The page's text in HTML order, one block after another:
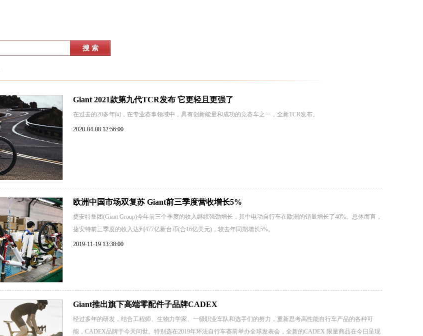
Giant 2021款第九代TCR发布 它更轻且更强了
在过去的20多年间，在专业赛事领域中，具有创新能量和成功的竞赛车之一，全新TCR发布。
2020-04-08 12:56:00
欧洲中国市场双复苏 Giant前三季度营收增长5%
​捷安特集团(Giant Group)今年前三个季度的收入继续强劲增长，其中电动自行车在欧洲的销量增长了40%。总体而言，
捷安特前三季度的收入达到477亿新台币(合16亿美元)，较去年同期增长5%。
2019-11-19 13:38:00
Giant推出旗下高端零配件子品牌CADEX
经过多年的研发，结合工程师、生物力学家、一级职业车队和选手们的努力，重新思考高性能自行车产品的各种可
能，CADEX品牌于今天问世。特别选在2019年环法自行车赛前举办全球发表会，全新的CADEX 限量商品在今日呈现